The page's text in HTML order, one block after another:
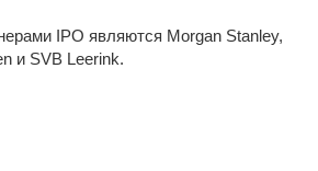
IPO являются Morgan Stanley,
и SVB Leerink.